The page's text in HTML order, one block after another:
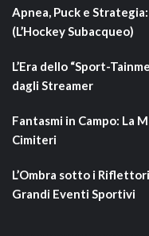
Apnea, Puck e
(L’Hockey Subacqueo)
L’Era dello “Sport-
dagli Streamer
Fantasmi in Campo: La
Cimiteri
L’Ombra sotto i
Grandi Eventi Sportivi